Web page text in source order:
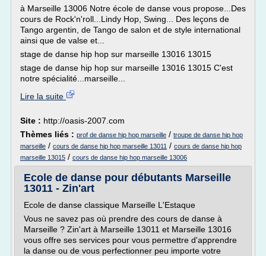
à Marseille 13006 Notre école de danse vous propose...Des
cours de Rock'n'roll...Lindy Hop, Swing... Des leçons de
Tango argentin, de Tango de salon et de style international
ainsi que de valse et...
stage de danse hip hop sur marseille 13016 13015
stage de danse hip hop sur marseille 13016 13015 C'est
notre spécialité...marseille...
Lire la suite
Site : http://oasis-2007.com
Thèmes liés : prof de danse hip hop marseille / troupe de danse hip hop
marseille / cours de danse hip hop marseille 13011 / cours de danse hip hop
marseille 13015 / cours de danse hip hop marseille 13006
Ecole de danse pour débutants Marseille
13011 - Zin'art
Ecole de danse classique Marseille L'Estaque
Vous ne savez pas où prendre des cours de danse à
Marseille ? Zin'art à Marseille 13011 et Marseille 13016
vous offre ses services pour vous permettre d'apprendre
la danse ou de vous perfectionner peu importe votre